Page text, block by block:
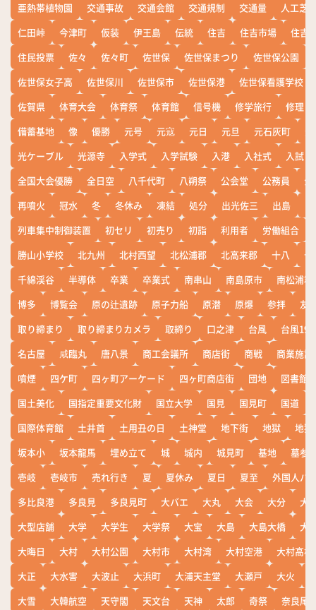
亜熱帯植物園
交通事故 交通会館 交通規制 交通量
人工芝
仁田峠
今津町 仮装 伊王島 伝統 住吉 住吉市場
住吉
住民投票
佐々 佐々町 佐世保 佐世保まつり 佐世保公園
佐世保女子高
佐世保川 佐世保市 佐世保港
佐世保看護学校
佐賀県
体育大会 体育祭 体育館 信号機 修学旅行
修理
備蓄基地
像 優勝 元号 元寇 元日 元旦 元石灰町
光ケーブル
光源寺 入学式 入学試験 入港 入社式
入試
全国大会優勝
全日空 八千代町 八朔祭 公会堂 公務員
公
再噴火
冠水 冬 冬休み 凍結 処分 出光佐三 出島
列車集中制御装置
初セリ 初売り 初詣 利用者 労働組合
勝山小学校
北九州 北村西望 北松浦郡 北高来郡 十八
十
千綿渓谷
半導体 卒業 卒業式 南串山 南島原市
南松浦郡
博多
博覧会 原の辻遺跡 原子力船 原潜 原爆 参拝
友
取り締まり
取り締まりカメラ 取締り 口之津 台風
台風19
名古屋
咸臨丸 唐八景 商工会議所 商店街 商戦
商業施設
噴煙
四ケ町 四ヶ町アーケード 四ヶ町商店街 団地
図書館
国土美化
国指定重要文化財 国立大学 国見 国見町 国道
国際体育館
土井首 土用丑の日 土神堂 地下街 地獄
地獄
坂本小
坂本龍馬 埋め立て 城 城内 城見町 基地
墓参
壱岐
壱岐市 売れ行き 夏 夏休み 夏日 夏至
外国人バ
多比良港
多良見 多良見町 大バエ 大丸 大会 大分
大
大型店舗
大学 大学生 大学祭 大宝 大島 大島大橋
大
大晦日
大村 大村公園 大村市 大村湾 大村空港
大村高校
大正
大水害 大波止 大浜町 大浦天主堂 大瀬戸 大火
大雪
大韓航空 天守閣 天文台 天神 太郎 奇祭
奈良尾